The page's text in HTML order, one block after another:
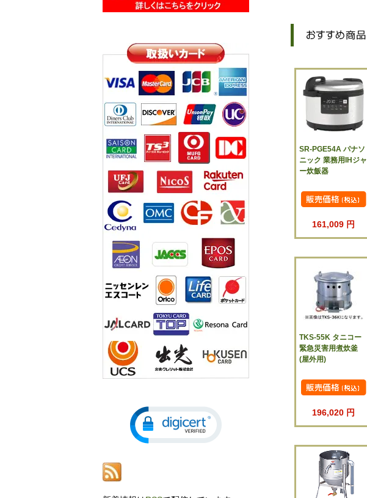
SR-PGE54A パナソ
ニック 業務用IHジャ
ー炊飯器
161,009 円
TKS-55K タニコー
緊急災害用煮炊釜
(屋外用)
196,020 円